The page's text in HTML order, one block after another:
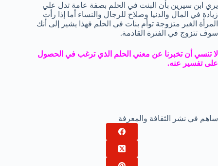
يري ابن سيرين بأن البنت في الحلم بصفة عامة تدل علي
زيادة في المال والدنيا وصلاح للرجال والنساء أما إذا رأت
المرأة الغير متزوجة توأم بنات في الحلم فهذا يشير إلى أنك
سوف تتزوج في الفترة القادمة.
لا تنسي أن تخبرنا عن معني الحلم الذي ترغب في الحصول
على تفسير عنه.
ساهم في نشر الثقافة والمعرفة